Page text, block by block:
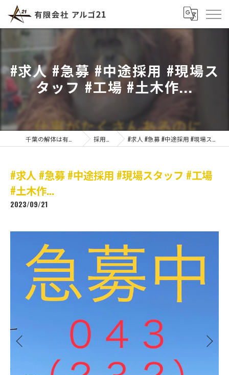
#求人 #急募 #中途採用 #現場ス
タッフ #工場 #土木作...
採用ブログ #求人 #急募 #中途採用 #現場スタッフ #工場 #土木作...
#求人 #急募 #中途採用 #現場スタッフ #工場
#土木作...
2023/09/21